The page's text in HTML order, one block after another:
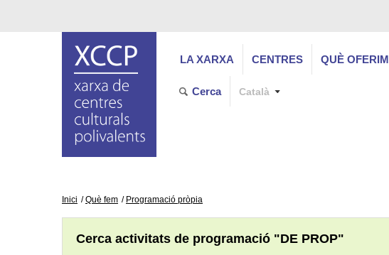
LA XARXA CENTRES QUÈ OFERIM
Cerca Català
Inici Què fem Programació pròpia
Cerca activitats de programació "DE PROP"